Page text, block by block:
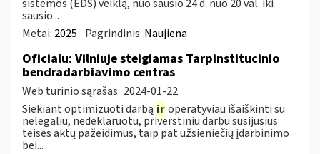
sistemos (EDS) veiklą, nuo sausio 24 d. nuo 20 val. iki
sausio...
Metai: 2025 Pagrindinis: Naujiena
Oficialu: Vilniuje steigiamas Tarpinstitucinio
bendradarbiavimo centras
Web turinio sąrašas 2024-01-22
Siekiant optimizuoti darbą iroperatyviau išaiškinti su
nelegaliu, nedeklaruotu, priverstiniu darbu susijusius
teisės aktų pažeidimus, taip pat užsieniečių įdarbinimo
bei...